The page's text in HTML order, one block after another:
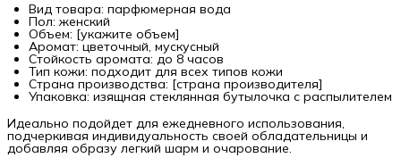
Вид товара: парфюмерная вода
Пол: женский
Объем: [укажите объем]
Аромат: цветочный, мускусный
Стойкость аромата: до 8 часов
Тип кожи: подходит для всех типов кожи
Страна производства: [страна производителя]
Упаковка: изящная стеклянная бутылочка с распылителем
Идеально подойдет для ежедневного использования,
подчеркивая индивидуальность своей обладательницы и
добавляя образу легкий шарм и очарование.